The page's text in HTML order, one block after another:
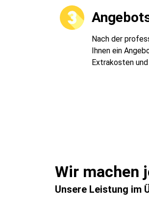
Nach der
Ihnen ein
Extrakosten
Wir machen
Unsere Leistung im